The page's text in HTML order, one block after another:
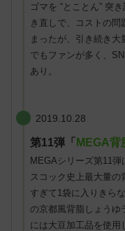
ゴマを “とことん” 突
き直しで、コストの問
まったが、引き続き
でもファンが多く、
あり。
2019.10.28
第11弾「 MEGA背
MEGAシリーズ第11
スコック史上最大量
すぎて1袋に入りきら
の京都風背脂しょうゆ
には大豆加工品を使用